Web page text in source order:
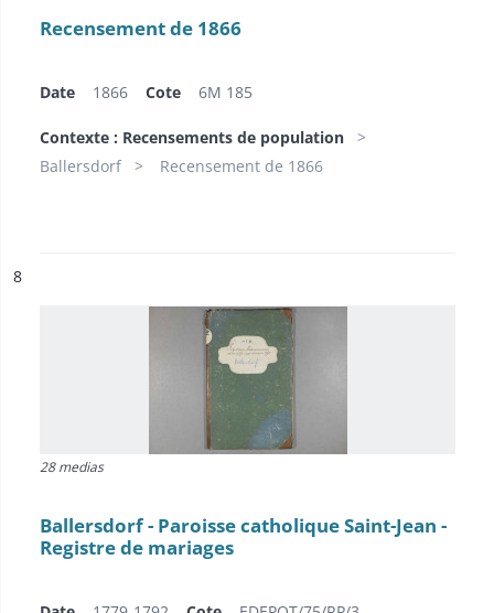
Recensement de 1866
Date 1866 Cote 6M 185
Contexte : Recensements de population
Ballersdorf
Recensement de 1866
n°
8
28 medias
Ballersdorf - Paroisse catholique Saint-Jean -
Registre de mariages